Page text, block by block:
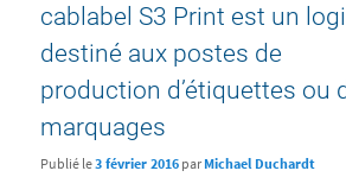
cablabel S3 Print est un
destiné aux postes de
production d’étiquettes ou
marquages
Publié le3 février 2016 par Michael Duchardt